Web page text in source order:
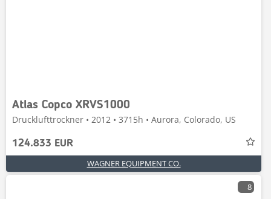
Atlas Copco XRVS1000
Drucklufttrockner • 2012 • 3715h • Aurora, Colorado, US
124.833 EUR
WAGNER EQUIPMENT CO.
8